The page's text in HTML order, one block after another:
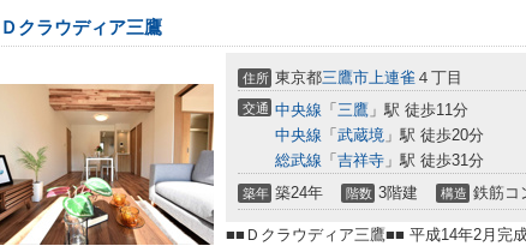
Ｄクラウディア三鷹
住所 東京都三鷹市上連雀 ４丁目
交通 中央線 「 三鷹 」駅 徒歩11分
中央線 「 武蔵境 」駅 徒歩20分
総武線 「 吉祥寺 」駅 徒歩31分
築年 築24年 階数 3階建 構造 鉄筋コ
■■Ｄクラウディア三鷹■■ 平成14年2月完